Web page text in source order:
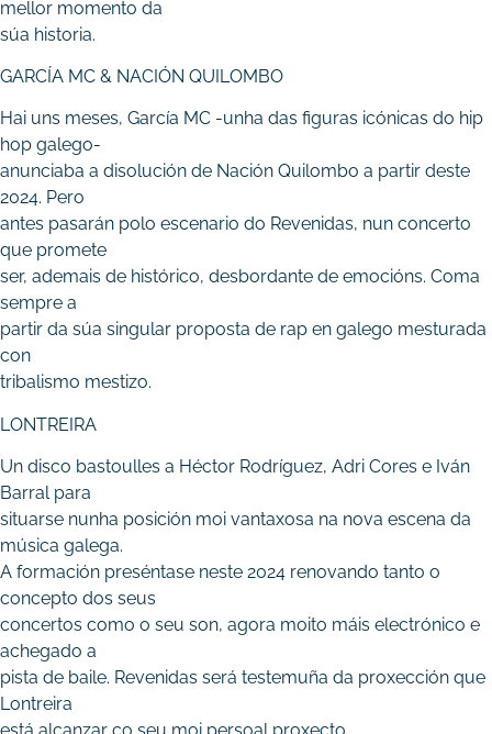
mellor momento da
súa historia.
GARCÍA MC & NACIÓN QUILOMBO
Hai uns meses, García MC -unha das figuras icónicas do hip
hop galego-
anunciaba a disolución de Nación Quilombo a partir deste
2024. Pero
antes pasarán polo escenario do Revenidas, nun concerto
que promete
ser, ademais de histórico, desbordante de emocións. Coma
sempre a
partir da súa singular proposta de rap en galego mesturada
con
tribalismo mestizo.
LONTREIRA
Un disco bastoulles a Héctor Rodríguez, Adri Cores e Iván
Barral para
situarse nunha posición moi vantaxosa na nova escena da
música galega.
A formación preséntase neste 2024 renovando tanto o
concepto dos seus
concertos como o seu son, agora moito máis electrónico e
achegado a
pista de baile. Revenidas será testemuña da proxección que
Lontreira